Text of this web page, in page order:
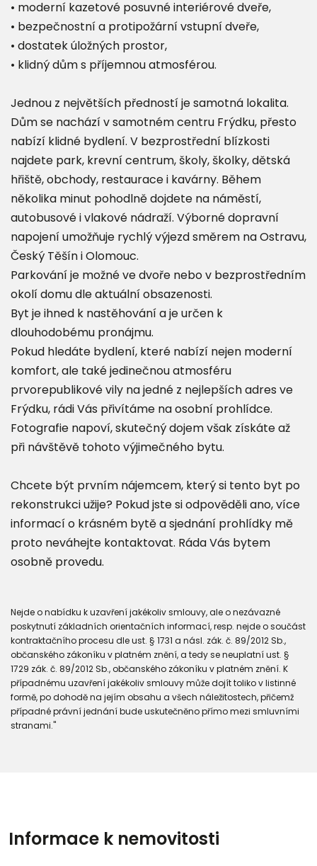
• moderní kazetové posuvné interiérové dveře,
• bezpečnostní a protipožární vstupní dveře,
• dostatek úložných prostor,
• klidný dům s příjemnou atmosférou.
Jednou z největších předností je samotná lokalita.
Dům se nachází v samotném centru Frýdku, přesto
nabízí klidné bydlení. V bezprostřední blízkosti
najdete park, krevní centrum, školy, školky, dětská
hřiště, obchody, restaurace i kavárny. Během
několika minut pohodlně dojdete na náměstí,
autobusové i vlakové nádraží. Výborné dopravní
napojení umožňuje rychlý výjezd směrem na Ostravu,
Český Těšín i Olomouc.
Parkování je možné ve dvoře nebo v bezprostředním
okolí domu dle aktuální obsazenosti.
Byt je ihned k nastěhování a je určen k
dlouhodobému pronájmu.
Pokud hledáte bydlení, které nabízí nejen moderní
komfort, ale také jedinečnou atmosféru
prvorepublikové vily na jedné z nejlepších adres ve
Frýdku, rádi Vás přivítáme na osobní prohlídce.
Fotografie napoví, skutečný dojem však získáte až
při návštěvě tohoto výjimečného bytu.
Chcete být prvním nájemcem, který si tento byt po
rekonstrukci užije? Pokud jste si odpověděli ano, více
informací o krásném bytě a sjednání prohlídky mě
proto neváhejte kontaktovat. Ráda Vás bytem
osobně provedu.
Nejde o nabídku k uzavření jakékoliv smlouvy, ale o nezávazné
poskytnutí základních orientačních informací, resp. nejde o součást
kontraktačního procesu dle ust. § 1731 a násl. zák. č. 89/2012 Sb.,
občanského zákoníku v platném znění, a tedy se neuplatní ust. §
1729 zák. č. 89/2012 Sb., občanského zákoníku v platném znění. K
případnému uzavření jakékoliv smlouvy může dojít toliko v listinné
formě, po dohodě na jejím obsahu a všech náležitostech, přičemž
případné právní jednání bude uskutečněno přímo mezi smluvními
stranami."
Informace k nemovitosti